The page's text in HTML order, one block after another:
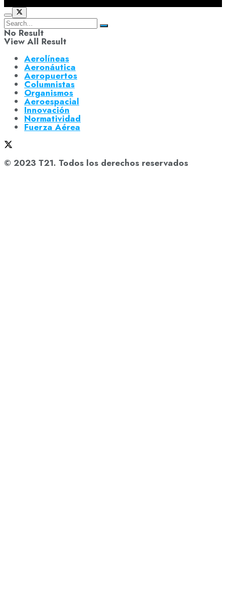
No Result
View All Result
Aerolíneas
Aeronáutica
Aeropuertos
Columnistas
Organismos
Aeroespacial
Innovación
Normatividad
Fuerza Aérea
© 2023 T21. Todos los derechos reservados